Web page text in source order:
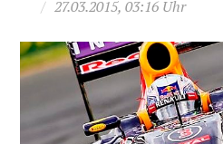
/ 27.03.2015, 03:16 Uhr